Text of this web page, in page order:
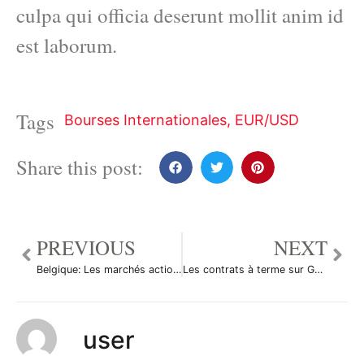
culpa qui officia deserunt mollit anim id
est laborum.
Tags Bourses Internationales, EUR/USD
Share this post:
PREVIOUS
Belgique: Les marchés actions finissent en hausse; l’indice BEL 20 gagne 0,27%
NEXT
Les contrats à terme sur Gaz naturel ont augmenté durant la séance américaine
user